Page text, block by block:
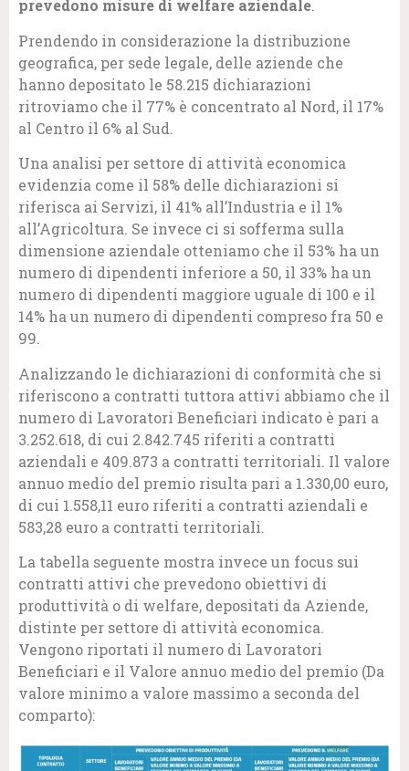
prevedono misure di welfare aziendale.
Prendendo in considerazione la distribuzione
geografica, per sede legale, delle aziende che
hanno depositato le 58.215 dichiarazioni
ritroviamo che il 77% è concentrato al Nord, il 17%
al Centro il 6% al Sud.
Una analisi per settore di attività economica
evidenzia come il 58% delle dichiarazioni si
riferisca ai Servizi, il 41% all’Industria e il 1%
all’Agricoltura. Se invece ci si sofferma sulla
dimensione aziendale otteniamo che il 53% ha un
numero di dipendenti inferiore a 50, il 33% ha un
numero di dipendenti maggiore uguale di 100 e il
14% ha un numero di dipendenti compreso fra 50 e
99.
Analizzando le dichiarazioni di conformità che si
riferiscono a contratti tuttora attivi abbiamo che il
numero di Lavoratori Beneficiari indicato è pari a
3.252.618, di cui 2.842.745 riferiti a contratti
aziendali e 409.873 a contratti territoriali. Il valore
annuo medio del premio risulta pari a 1.330,00 euro,
di cui 1.558,11 euro riferiti a contratti aziendali e
583,28 euro a contratti territoriali.
La tabella seguente mostra invece un focus sui
contratti attivi che prevedono obiettivi di
produttività o di welfare, depositati da Aziende,
distinte per settore di attività economica.
Vengono riportati il numero di Lavoratori
Beneficiari e il Valore annuo medio del premio (Da
valore minimo a valore massimo a seconda del
comparto):